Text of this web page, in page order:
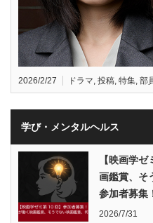
2026/2/27 ドラマ, 投稿, 特集, 部
学び・メンタルヘルス
【映画学
画鑑賞、そ
参加者募集
2026/7/31